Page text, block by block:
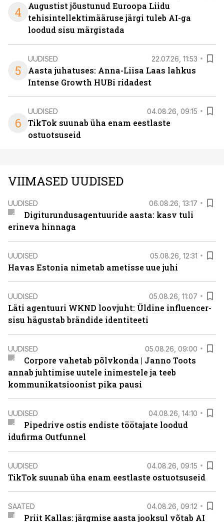
4
Augustist jõustunud Euroopa Liidu
tehisintellektimääruse järgi tuleb AI-ga
loodud sisu märgistada
5
UUDISED 22.07.26, 11:53
Aasta juhatuses: Anna-Liisa Laas lahkus
Intense Growth HUBi ridadest
6
UUDISED 04.08.26, 09:15
TikTok suunab üha enam eestlaste
ostuotsuseid
VIIMASED UUDISED
UUDISED 06.08.26, 13:17
Digiturundusagentuuride aasta: kasv tuli
erineva hinnaga
UUDISED 05.08.26, 12:31
Havas Estonia nimetab ametisse uue juhi
UUDISED 05.08.26, 11:07
Läti agentuuri WKND loovjuht: Üldine influencer-
sisu hägustab brändide identiteeti
UUDISED 05.08.26, 09:00
Corpore vahetab põlvkonda | Janno Toots
annab juhtimise uutele inimestele ja teeb
kommunikatsioonist pika pausi
UUDISED 04.08.26, 14:10
Pipedrive ostis endiste töötajate loodud
idufirma Outfunnel
UUDISED 04.08.26, 09:15
TikTok suunab üha enam eestlaste ostuotsuseid
SAATED 04.08.26, 09:12
Priit Kallas: järgmise aasta jooksul võtab AI